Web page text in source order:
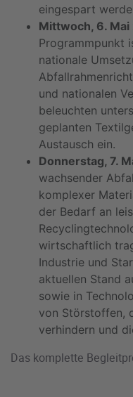
eingespart
Mittwoch, 6. Mai
Programmpunkt
nationale
und nationalen
beleuchten
geplanten
Austausch ein.
Donnerstag, 7.
wachsender
komplexer
der Bedarf an
wirtschaftlich
Industrie und
aktuellen Stand
sowie in
von Störstoffen,
verhindern und
Das komplette